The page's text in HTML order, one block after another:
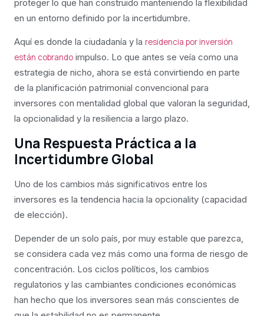
proteger lo que han construido manteniendo la flexibilidad
en un entorno definido por la incertidumbre.
Aquí es donde la ciudadanía y la residencia por inversión
están cobrando impulso. Lo que antes se veía como una
estrategia de nicho, ahora se está convirtiendo en parte
de la planificación patrimonial convencional para
inversores con mentalidad global que valoran la seguridad,
la opcionalidad y la resiliencia a largo plazo.
Una Respuesta Práctica a la
Incertidumbre Global
Uno de los cambios más significativos entre los
inversores es la tendencia hacia la opcionality (capacidad
de elección).
Depender de un solo país, por muy estable que parezca,
se considera cada vez más como una forma de riesgo de
concentración. Los ciclos políticos, los cambios
regulatorios y las cambiantes condiciones económicas
han hecho que los inversores sean más conscientes de